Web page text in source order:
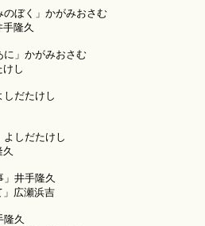
ぼく」かがみおさむ
手隆久
に」かがみおさむ
けし
しだたけし
しだたけし
井手隆久
広瀬浜吉
久